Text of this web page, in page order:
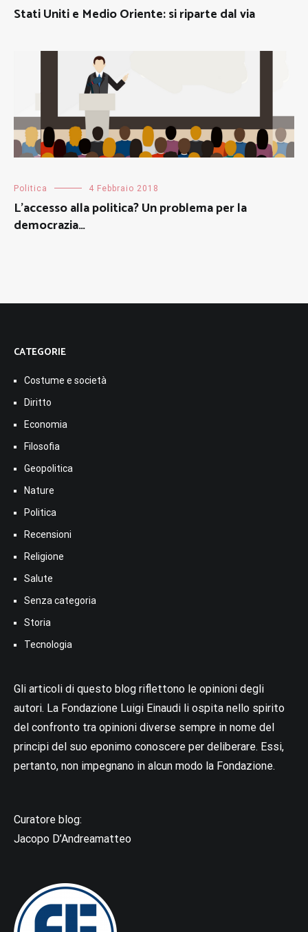
Stati Uniti e Medio Oriente: si riparte dal via
Politica 4 Febbraio 2018
L’accesso alla politica? Un problema per la
democrazia…
CATEGORIE
Costume e società
Diritto
Economia
Filosofia
Geopolitica
Nature
Politica
Recensioni
Religione
Salute
Senza categoria
Storia
Tecnologia
Gli articoli di questo blog riflettono le opinioni degli
autori. La Fondazione Luigi Einaudi li ospita nello spirito
del confronto tra opinioni diverse sempre in nome del
principi del suo eponimo conoscere per deliberare. Essi,
pertanto, non impegnano in alcun modo la Fondazione.
Curatore blog:
Jacopo D’Andreamatteo